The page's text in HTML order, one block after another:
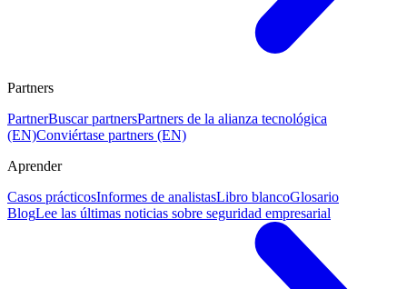
Partners
PartnerBuscar partnersPartners de la alianza tecnológica
(EN)Conviértase partners (EN)
Aprender
Casos prácticosInformes de analistasLibro blancoGlosario
BlogLee las últimas noticias sobre seguridad empresarial